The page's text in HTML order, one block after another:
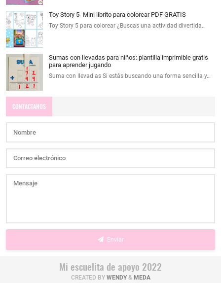
Toy Story 5- Mini librito para colorear PDF GRATIS
Toy Story 5 para colorear ¿Buscas una actividad divertida…
Sumas con llevadas para niños: plantilla imprimible gratis
para aprender jugando
Suma con llevad as Si estás buscando una forma sencilla y…
CONTACTANOS
Enviar
Mi escuelita de apoyo 2022
CREATED BY WENDY& MEDA